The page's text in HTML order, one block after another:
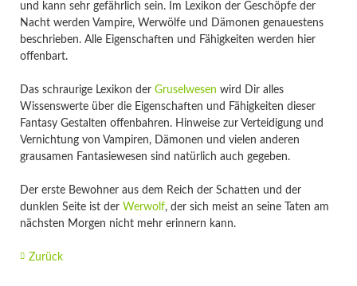
und kann sehr gefährlich sein. Im Lexikon der Geschöpfe der
Nacht werden Vampire, Werwölfe und Dämonen genauestens
beschrieben. Alle Eigenschaften und Fähigkeiten werden hier
offenbart.
Das schraurige Lexikon der Gruselwesen wird Dir alles
Wissenswerte über die Eigenschaften und Fähigkeiten dieser
Fantasy Gestalten offenbahren. Hinweise zur Verteidigung und
Vernichtung von Vampiren, Dämonen und vielen anderen
grausamen Fantasiewesen sind natürlich auch gegeben.
Der erste Bewohner aus dem Reich der Schatten und der
dunklen Seite ist der Werwolf, der sich meist an seine Taten am
nächsten Morgen nicht mehr erinnern kann.
Zurück